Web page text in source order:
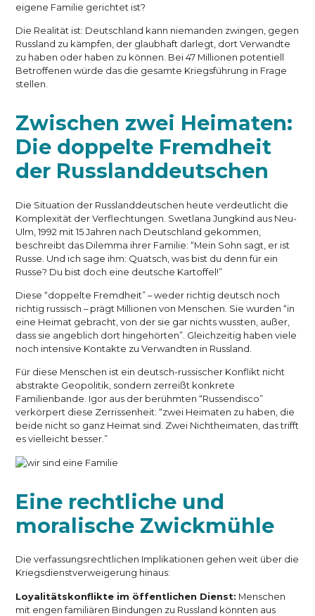
eigene Familie gerichtet ist?
Die Realität ist: Deutschland kann niemanden zwingen, gegen
Russland zu kämpfen, der glaubhaft darlegt, dort Verwandte
zu haben oder haben zu können. Bei 47 Millionen potentiell
Betroffenen würde das die gesamte Kriegsführung in Frage
stellen.
Zwischen zwei Heimaten:
Die doppelte Fremdheit
der Russlanddeutschen
Die Situation der Russlanddeutschen heute verdeutlicht die
Komplexität der Verflechtungen. Swetlana Jungkind aus Neu-
Ulm, 1992 mit 15 Jahren nach Deutschland gekommen,
beschreibt das Dilemma ihrer Familie: “Mein Sohn sagt, er ist
Russe. Und ich sage ihm: Quatsch, was bist du denn für ein
Russe? Du bist doch eine deutsche Kartoffel!”
Diese “doppelte Fremdheit” – weder richtig deutsch noch
richtig russisch – prägt Millionen von Menschen. Sie wurden “in
eine Heimat gebracht, von der sie gar nichts wussten, außer,
dass sie angeblich dort hingehörten”. Gleichzeitig haben viele
noch intensive Kontakte zu Verwandten in Russland.
Für diese Menschen ist ein deutsch-russischer Konflikt nicht
abstrakte Geopolitik, sondern zerreißt konkrete
Familienbande. Igor aus der berühmten “Russendisco”
verkörpert diese Zerrissenheit: “zwei Heimaten zu haben, die
beide nicht so ganz Heimat sind. Zwei Nichtheimaten, das trifft
es vielleicht besser.”
Eine rechtliche und
moralische Zwickmühle
Die verfassungsrechtlichen Implikationen gehen weit über die
Kriegsdienstverweigerung hinaus:
Loyalitätskonflikte im öffentlichen Dienst: Menschen
mit engen familiären Bindungen zu Russland könnten aus